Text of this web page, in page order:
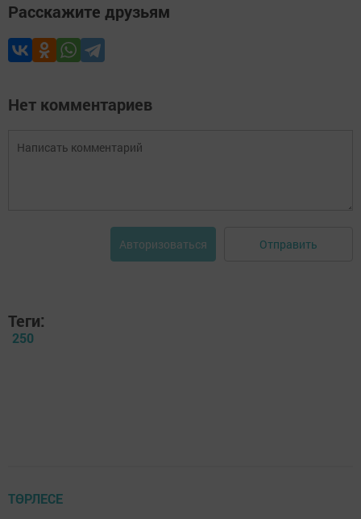
Расскажите друзьям
Нет комментариев
Авторизоваться Отправить
Теги:
250
ТӨРЛЕСЕ